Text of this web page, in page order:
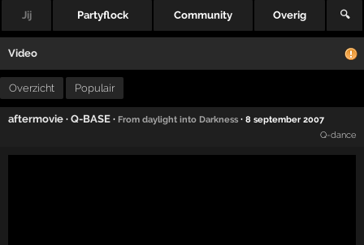
Jij Partyflock Community Overig 🔍
Video
Overzicht Populair
aftermovie ·Q-BASE ·From daylight into Darkness ·8 september 2007
Q-dance